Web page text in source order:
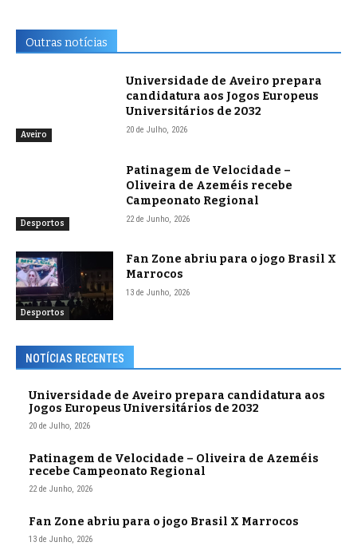
Outras notícias
Aveiro
Universidade de Aveiro prepara
candidatura aos Jogos Europeus
Universitários de 2032
20 de Julho, 2026
Desportos
Patinagem de Velocidade –
Oliveira de Azeméis recebe
Campeonato Regional
22 de Junho, 2026
Desportos
Fan Zone abriu para o jogo Brasil X
Marrocos
13 de Junho, 2026
NOTÍCIAS RECENTES
Universidade de Aveiro prepara candidatura aos
Jogos Europeus Universitários de 2032
20 de Julho, 2026
Patinagem de Velocidade – Oliveira de Azeméis
recebe Campeonato Regional
22 de Junho, 2026
Fan Zone abriu para o jogo Brasil X Marrocos
13 de Junho, 2026